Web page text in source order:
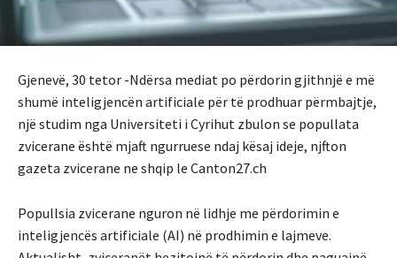
Gjenevë, 30 tetor -Ndërsa mediat po përdorin gjithnjë e më
shumë inteligjencën artificiale për të prodhuar përmbajtje,
një studim nga Universiteti i Cyrihut zbulon se popullata
zvicerane është mjaft ngurruese ndaj kësaj ideje, njfton
gazeta zvicerane ne shqip le Canton27.ch
Popullsia zvicerane nguron në lidhje me përdorimin e
inteligjencës artificiale (AI) në prodhimin e lajmeve.